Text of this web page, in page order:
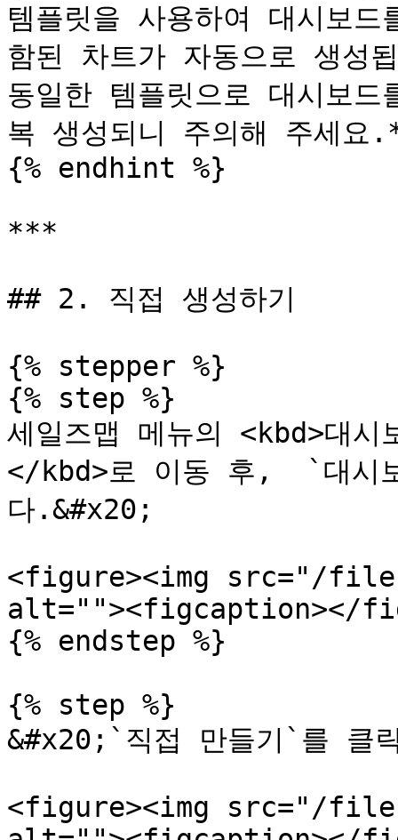
템플릿을 사용하여 대시보
함된 차트가 자동으로 생성
동일한 템플릿으로 대시보
복 생성되니 주의해 주세요
{% endhint %}
***
## 2. 직접 생성하기
{% stepper %}
{% step %}
세일즈맵 메뉴의 <kbd>대
</kbd>로 이동 후,  `대시
다.&#x20;
<figure><img src="/
alt=""><figcaption></
{% endstep %}
{% step %}
&#x20;`직접 만들기`를 클
<figure><img src="/files/